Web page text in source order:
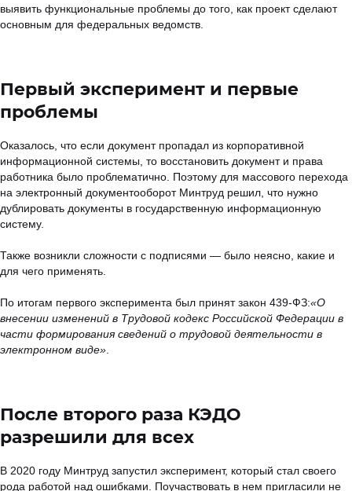
выявить функциональные проблемы до того, как проект сделают
основным для федеральных ведомств.
Первый эксперимент и первые
проблемы
Оказалось, что если документ пропадал из корпоративной
информационной системы, то восстановить документ и права
работника было проблематично. Поэтому для массового перехода
на электронный документооборот Минтруд решил, что нужно
дублировать документы в государственную информационную
систему.
Также возникли сложности с подписями — было неясно, какие и
для чего применять.
По итогам первого эксперимента был принят закон 439-ФЗ:«О
внесении изменений в Трудовой кодекс Российской Федерации в
части формирования сведений о трудовой деятельности в
электронном виде»
После второго раза КЭДО
разрешили для всех
В 2020 году Минтруд запустил эксперимент, который стал своего
рода работой над ошибками. Поучаствовать в нем пригласили не